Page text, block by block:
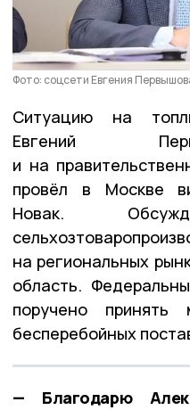
Фото: соцсети Евгения
Ситуацию на
Евгений
и на
провёл в Москве
Новак.
на региональных
область.
поручено
бесперебойных
— Благодарю